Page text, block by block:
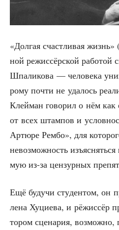
«Дол­гая счаст­ли­вая
ной режис­сёр­ской рабо­той
Шпа­ли­ко­ва — чело­ве­ка
ро­му почти не уда­лось
Клей­ман гово­рил о нём
от всех штам­пов и
Артю­ре Рем­бо», для
невоз­мож­ность
мую из-за цен­зур­ных
Ещё будучи сту­ден­том, он
ле­на Хуци­е­ва, и рёжис­сёр
то­ром сце­на­рия, воз­мож­но,